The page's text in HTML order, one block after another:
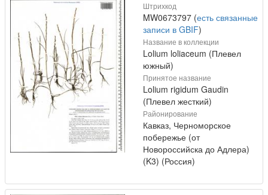
Штрихкод
MW0673797 (есть связанные
записи в GBIF)
Название в коллекции
Lolium loliaceum (Плевел
южный)
Принятое название
Lolium rigidum Gaudin
(Плевел жесткий)
Районирование
Кавказ, Черноморское
побережье (от
Новороссийска до Адлера)
(K3) (Россия)